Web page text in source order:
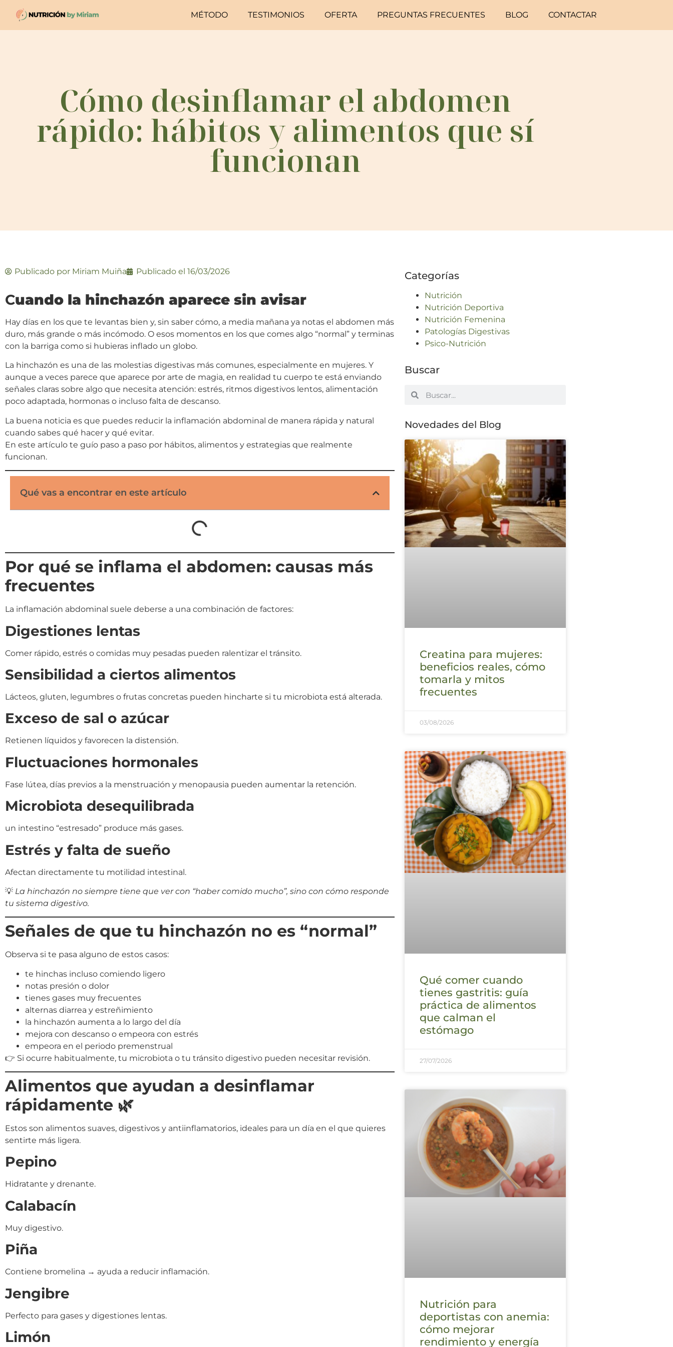
MÉTODO TESTIMONIOS OFERTA PREGUNTAS FRECUENTES BLOG CONTACTAR
Cómo desinflamar el abdomen
rápido: hábitos y alimentos que sí
funcionan
Publicado por Miriam Muiña Publicado el 16/03/2026
Cuando la hinchazón aparece sin avisar
Hay días en los que te levantas bien y, sin saber cómo, a media mañana ya notas el abdomen más
duro, más grande o más incómodo. O esos momentos en los que comes algo “normal” y terminas
con la barriga como si hubieras inflado un globo.
La hinchazón es una de las molestias digestivas más comunes, especialmente en mujeres. Y
aunque a veces parece que aparece por arte de magia, en realidad tu cuerpo te está enviando
señales claras sobre algo que necesita atención: estrés, ritmos digestivos lentos, alimentación
poco adaptada, hormonas o incluso falta de descanso.
La buena noticia es que puedes reducir la inflamación abdominal de manera rápida y natural
cuando sabes qué hacer y qué evitar.
En este artículo te guío paso a paso por hábitos, alimentos y estrategias que realmente
funcionan.
Qué vas a encontrar en este artículo
Por qué se inflama el abdomen: causas más
frecuentes
La inflamación abdominal suele deberse a una combinación de factores:
Digestiones lentas
Comer rápido, estrés o comidas muy pesadas pueden ralentizar el tránsito.
Sensibilidad a ciertos alimentos
Lácteos, gluten, legumbres o frutas concretas pueden hincharte si tu microbiota está alterada.
Exceso de sal o azúcar
Retienen líquidos y favorecen la distensión.
Fluctuaciones hormonales
Fase lútea, días previos a la menstruación y menopausia pueden aumentar la retención.
Microbiota desequilibrada
un intestino “estresado” produce más gases.
Estrés y falta de sueño
Afectan directamente tu motilidad intestinal.
💡 La hinchazón no siempre tiene que ver con “haber comido mucho”, sino con cómo responde
tu sistema digestivo.
Señales de que tu hinchazón no es “normal”
Observa si te pasa alguno de estos casos:
te hinchas incluso comiendo ligero
notas presión o dolor
tienes gases muy frecuentes
alternas diarrea y estreñimiento
la hinchazón aumenta a lo largo del día
mejora con descanso o empeora con estrés
empeora en el periodo premenstrual
👉 Si ocurre habitualmente, tu microbiota o tu tránsito digestivo pueden necesitar revisión.
Alimentos que ayudan a desinflamar
rápidamente 🌿
Estos son alimentos suaves, digestivos y antiinflamatorios, ideales para un día en el que quieres
sentirte más ligera.
Pepino
Hidratante y drenante.
Calabacín
Muy digestivo.
Piña
Contiene bromelina → ayuda a reducir inflamación.
Jengibre
Perfecto para gases y digestiones lentas.
Limón
Categorías
Nutrición
Nutrición Deportiva
Nutrición Femenina
Patologías Digestivas
Psico-Nutrición
Buscar
Novedades del Blog
Creatina para mujeres:
beneficios reales, cómo
tomarla y mitos
frecuentes
03/08/2026
Qué comer cuando
tienes gastritis: guía
práctica de alimentos
que calman el
estómago
27/07/2026
Nutrición para
deportistas con anemia:
cómo mejorar
rendimiento y energía